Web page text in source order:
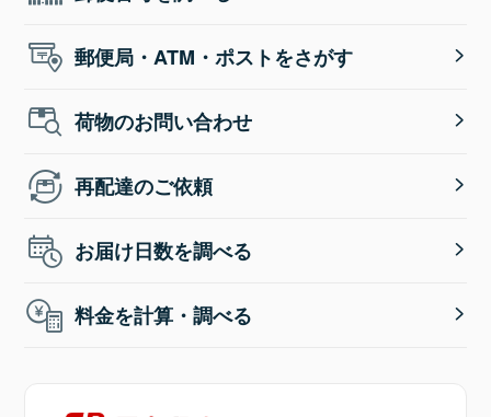
郵便局・ATM・ポストをさがす
荷物のお問い合わせ
再配達のご依頼
お届け日数を調べる
料金を計算・調べる